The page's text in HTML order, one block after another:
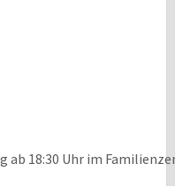
ab 18:30 Uhr im